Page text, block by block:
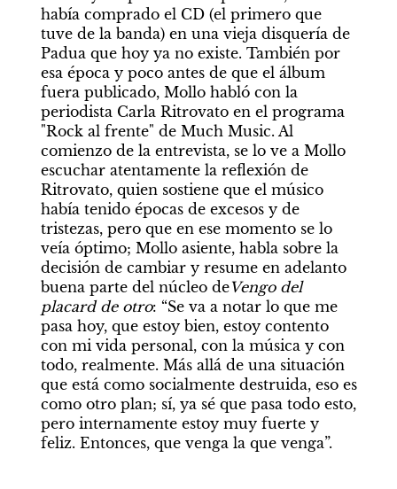
había comprado el CD (el primero que
tuve de la banda) en una vieja disquería de
Padua que hoy ya no existe. También por
esa época y poco antes de que el álbum
fuera publicado, Mollo habló con la
periodista Carla Ritrovato en el programa
"Rock al frente" de Much Music. Al
comienzo de la entrevista, se lo ve a Mollo
escuchar atentamente la reflexión de
Ritrovato, quien sostiene que el músico
había tenido épocas de excesos y de
tristezas, pero que en ese momento se lo
veía óptimo; Mollo asiente, habla sobre la
decisión de cambiar y resume en adelanto
buena parte del núcleo deVengo del
placard de otro: “Se va a notar lo que me
pasa hoy, que estoy bien, estoy contento
con mi vida personal, con la música y con
todo, realmente. Más allá de una situación
que está como socialmente destruida, eso es
como otro plan; sí, ya sé que pasa todo esto,
pero internamente estoy muy fuerte y
feliz. Entonces, que venga la que venga”.